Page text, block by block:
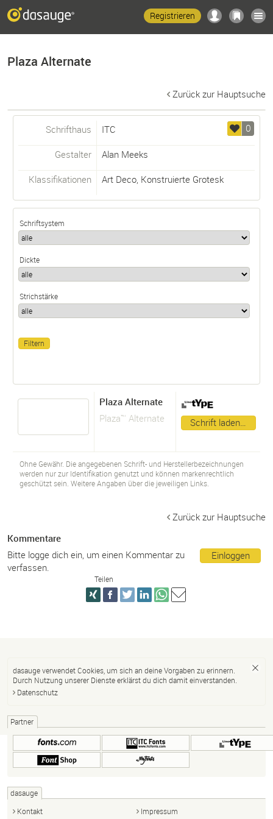
Registrieren
Plaza Alternate
Zurück zur Hauptsuche
0
Schrifthaus ITC
Gestalter Alan Meeks
Klassifikationen Art Deco, Konstruierte Grotesk
Schriftsystem
Dickte
Strichstärke
Plaza Alternate
Plaza™ Alternate
Schrift laden…
Ohne Gewähr. Die angegebenen Schrift- und Herstellerbezeichnungen
werden nur zur Identifikation genutzt und können markenrechtlich
geschützt sein. Weitere Angaben über die jeweiligen Links.
Zurück zur Hauptsuche
Kommentare
Einloggen
Bitte logge dich ein, um einen Kommentar zu
verfassen.
Teilen
dasauge verwendet Cookies, um sich an deine Vorgaben zu erinnern.
Durch Nutzung unserer Dienste erklärst du dich damit einverstanden.
Datenschutz
Partner
dasauge
Kontakt
Impressum